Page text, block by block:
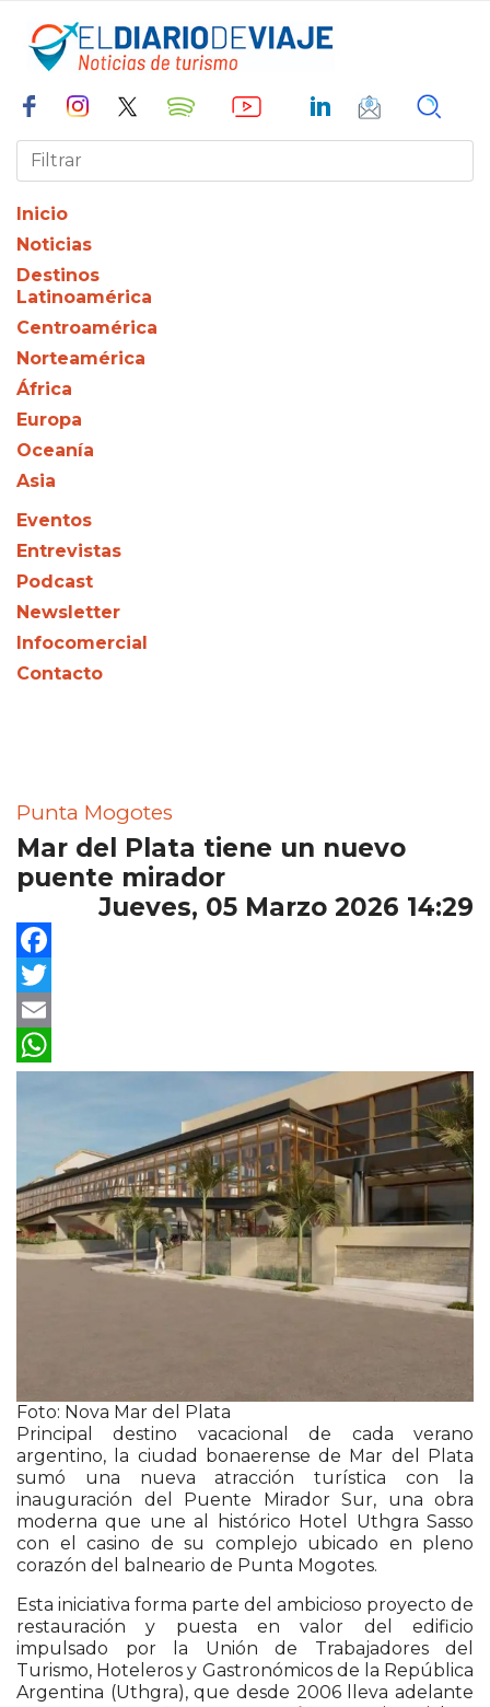
Inicio
Noticias
Destinos
Latinoamérica
Centroamérica
Norteamérica
África
Europa
Oceanía
Asia
Eventos
Entrevistas
Podcast
Newsletter
Infocomercial
Contacto
Punta Mogotes
Mar del Plata tiene un nuevo
puente mirador
Jueves, 05 Marzo 2026 14:29
Facebook
Twitter
Email
WhatsApp
Foto: Nova Mar del Plata
Principal destino vacacional de cada verano
argentino, la ciudad bonaerense de Mar del Plata
sumó una nueva atracción turística con la
inauguración del Puente Mirador Sur, una obra
moderna que une al histórico Hotel Uthgra Sasso
con el casino de su complejo ubicado en pleno
corazón del balneario de Punta Mogotes.
Esta iniciativa forma parte del ambicioso proyecto de
restauración y puesta en valor del edificio
impulsado por la Unión de Trabajadores del
Turismo, Hoteleros y Gastronómicos de la República
Argentina (Uthgra), que desde 2006 lleva adelante